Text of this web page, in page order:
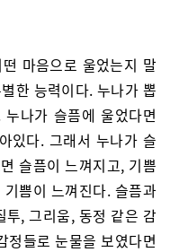
마음으로 울었는지 말
한 능력이다. 누나가 뽑
나가 슬픔에 울었다면
있다. 그래서 누나가 슬
슬픔이 느껴지고, 기쁨
쁨이 느껴진다. 슬픔과
투, 그리움, 동정 같은 감
정들로 눈물을 보였다면